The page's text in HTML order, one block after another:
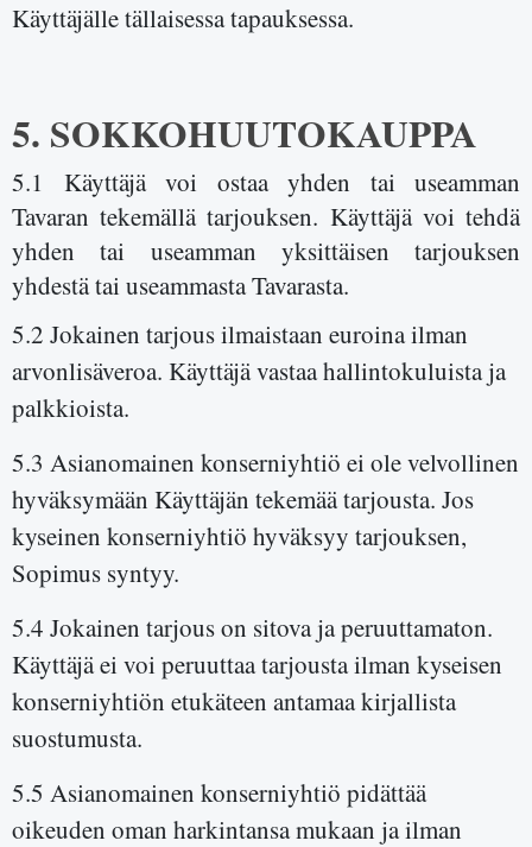
Käyttäjälle tällaisessa tapauksessa.
5. SOKKOHUUTOKAUPPA
5.1 Käyttäjä voi ostaa yhden tai useamman
Tavaran tekemällä tarjouksen. Käyttäjä voi tehdä
yhden tai useamman yksittäisen tarjouksen
yhdestä tai useammasta Tavarasta.
5.2 Jokainen tarjous ilmaistaan euroina ilman
arvonlisäveroa. Käyttäjä vastaa hallintokuluista ja
palkkioista.
5.3 Asianomainen konserniyhtiö ei ole velvollinen
hyväksymään Käyttäjän tekemää tarjousta. Jos
kyseinen konserniyhtiö hyväksyy tarjouksen,
Sopimus syntyy.
5.4 Jokainen tarjous on sitova ja peruuttamaton.
Käyttäjä ei voi peruuttaa tarjousta ilman kyseisen
konserniyhtiön etukäteen antamaa kirjallista
suostumusta.
5.5 Asianomainen konserniyhtiö pidättää
oikeuden oman harkintansa mukaan ja ilman